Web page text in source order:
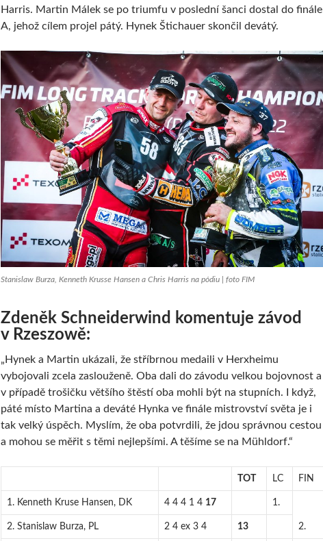
Harris. Martin Málek se po triumfu v poslední šanci dostal do finále
A, jehož cílem projel pátý. Hynek Štichauer skončil devátý.
Stanislaw Burza, Kenneth Krusse Hansen a Chris Harris na pódiu | foto FIM
Zdeněk Schneiderwind komentuje závod
v Rzeszowě:
„Hynek a Martin ukázali, že stříbrnou medaili v Herxheimu
vybojovali zcela zaslouženě. Oba dali do závodu velkou bojovnost a
v případě trošičku většího štěstí oba mohli být na stupních. I když,
páté místo Martina a deváté Hynka ve finále mistrovství světa je i
tak velký úspěch. Myslím, že oba potvrdili, že jdou správnou cestou
a mohou se měřit s těmi nejlepšími. A těšíme se na Mühldorf.“
TOT LC FIN
1. Kenneth Kruse Hansen, DK 4 4 4 1 4 17 1.
2. Stanislaw Burza, PL 2 4 ex 3 4 13 2.